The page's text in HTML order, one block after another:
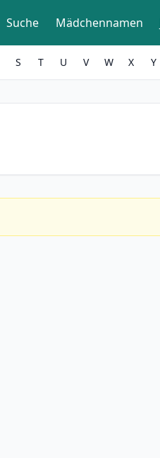
Suche Mädchennamen
S T U V W X Y